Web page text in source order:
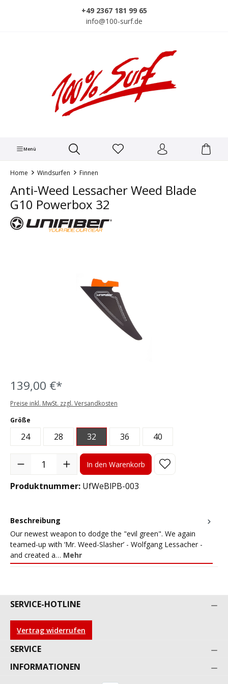
+49 2367 181 99 65
info@100-surf.de
Menü
Home Windsurfen Finnen
Anti-Weed Lessacher Weed Blade
G10 Powerbox 32
139,00 €*
Preise inkl. MwSt. zzgl. Versandkosten
Größe
24 28 32 36 40
Produkt Anzahl: Gib den gewünschten Wert ein oder benutze
In den Warenkorb
Produktnummer: UfWeBlPB-003
Beschreibung
Our newest weapon to dodge the "evil green". We again
teamed-up with ‘Mr. Weed-Slasher’ - Wolfgang Lessacher -
and created a… Mehr
SERVICE-HOTLINE
Vertrag widerrufen
SERVICE
INFORMATIONEN